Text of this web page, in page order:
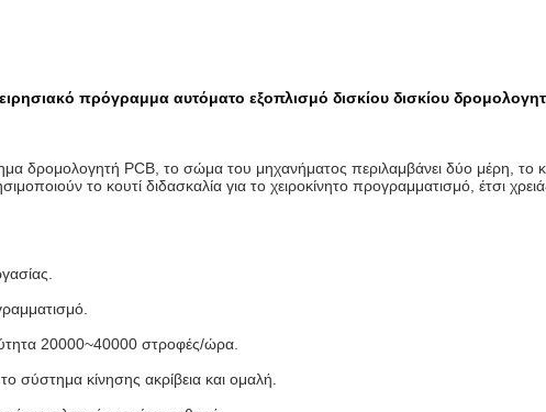
πρόγραμμα αυτόματο εξοπλισμό δισκίου δισκίου
δρομολογητή PCB, το σώμα του μηχανήματος περιλαμβάνει δύο μέρη, το
το κουτί διδασκαλία για το χειροκίνητο προγραμματισμό, έτσι
20000~40000 στροφές/ώρα.
σύστημα κίνησης ακρίβεια και ομαλή.